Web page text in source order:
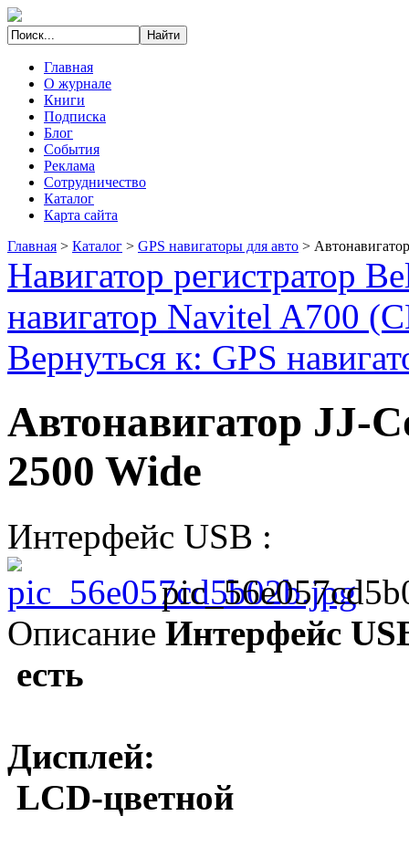
Главная
О журнале
Книги
Подписка
Блог
События
Реклама
Сотрудничество
Каталог
Карта сайта
Главная > Каталог > GPS навигаторы для авто >
Навигатор регистратор
навигатор Navitel A700
Вернуться к: GPS
Автонавигатор JJ-
2500 Wide
Интерфейс USB :
Описание Интерфейс
есть
Дисплей:
LCD-цветной